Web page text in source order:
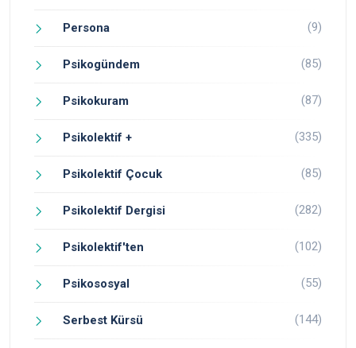
Persona (9)
Psikogündem (85)
Psikokuram (87)
Psikolektif + (335)
Psikolektif Çocuk (85)
Psikolektif Dergisi (282)
Psikolektif'ten (102)
Psikososyal (55)
Serbest Kürsü (144)